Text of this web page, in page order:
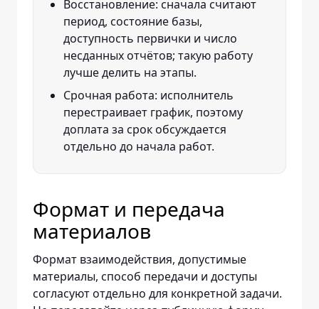
Восстановление: сначала считают
период, состояние базы,
доступность первички и число
несданных отчётов; такую работу
лучше делить на этапы.
Срочная работа: исполнитель
перестраивает график, поэтому
доплата за срок обсуждается
отдельно до начала работ.
Формат и передача
материалов
Формат взаимодействия, допустимые
материалы, способ передачи и доступы
согласуют отдельно для конкретной задачи.